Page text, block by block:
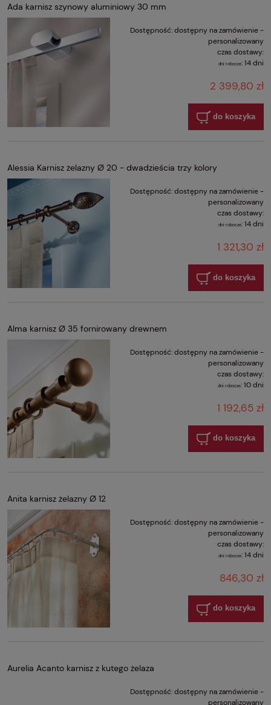
Ada karnisz szynowy aluminiowy 30 mm
Dostępność:dostępny na zamówienie -
personalizowany
czas dostawy:
dni robocze:14 dni
2 399,80 zł
do koszyka
Alessia Karnisz żelazny Ø 20 - dwadzieścia trzy kolory
Dostępność:dostępny na zamówienie -
personalizowany
czas dostawy:
dni robocze:14 dni
1 321,30 zł
do koszyka
Alma karnisz Ø 35 fornirowany drewnem
Dostępność:dostępny na zamówienie -
personalizowany
czas dostawy:
dni robocze:10 dni
1 192,65 zł
do koszyka
Anita karnisz żelazny Ø 12
Dostępność:dostępny na zamówienie -
personalizowany
czas dostawy:
dni robocze:14 dni
846,30 zł
do koszyka
Aurelia Acanto karnisz z kutego żelaza
Dostępność:dostępny na zamówienie -
personalizowany